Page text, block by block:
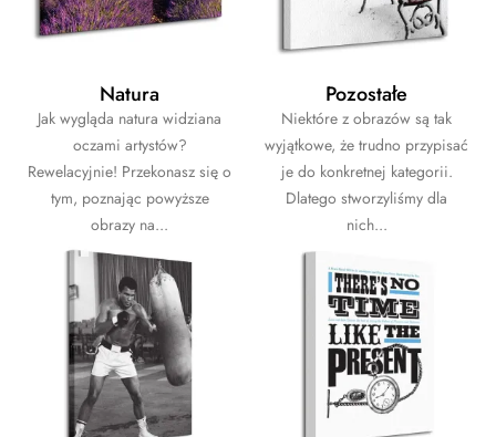
Natura
Jak wygląda natura widziana
oczami artystów?
Rewelacyjnie! Przekonasz się o
tym, poznając powyższe
obrazy na...
Pozostałe
Niektóre z obrazów są tak
wyjątkowe, że trudno przypisać
je do konkretnej kategorii.
Dlatego stworzyliśmy dla
nich...